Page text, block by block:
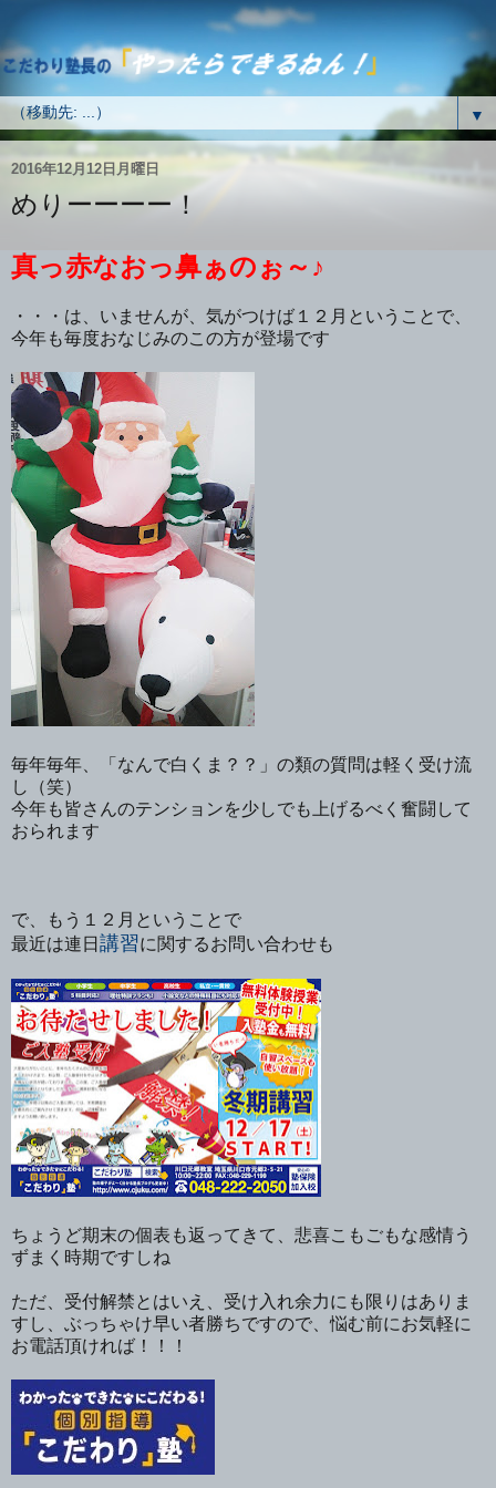
▼
2016年12月12日月曜日
めりーーーー！
真っ赤なおっ鼻ぁのぉ～♪
・・・は、いませんが、気がつけば１２月ということで、
今年も毎度おなじみのこの方が登場です
毎年毎年、「なんで白くま？？」の類の質問は軽く受け流
し（笑）
今年も皆さんのテンションを少しでも上げるべく奮闘して
おられます
で、もう１２月ということで
最近は連日 講習に関するお問い合わせも
ちょうど期末の個表も返ってきて、悲喜こもごもな感情う
ずまく時期ですしね
ただ、受付解禁とはいえ、受け入れ余力にも限りはありま
すし、ぶっちゃけ早い者勝ちですので、悩む前にお気軽に
お電話頂ければ！！！